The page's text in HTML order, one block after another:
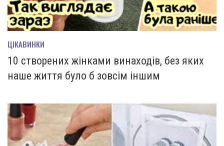
ЦІКАВИНКИ
10 створених жінками винаходів, без яких
наше життя було б зовсім іншим